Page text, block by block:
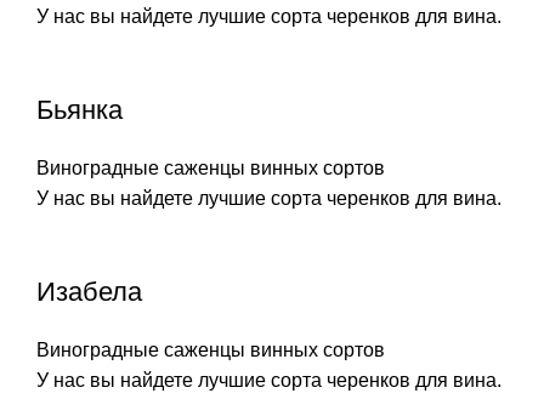
У нас вы найдете лучшие сорта черенков для вина.
Бьянка
Виноградные саженцы винных сортов
У нас вы найдете лучшие сорта черенков для вина.
Изабела
Виноградные саженцы винных сортов
У нас вы найдете лучшие сорта черенков для вина.